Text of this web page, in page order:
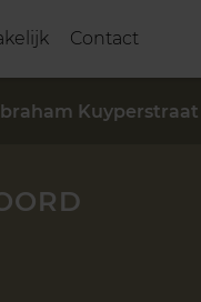
Contact
Kuyperstraat